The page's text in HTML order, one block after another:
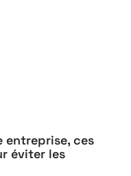
entreprise, ces
éviter les